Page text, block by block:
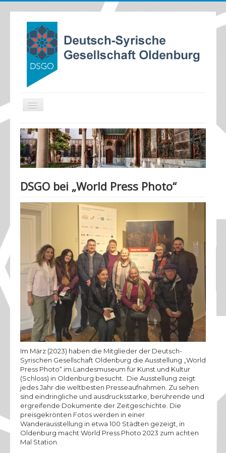
TPL_PROTOSTAR_TOGGLE_MENU
Home
Aktuelles
Termine
Mitglied werden
Kontakt
DSGO bei „World Press Photo“
Im März (2023) haben die Mitglieder der Deutsch-
Syrischen Gesellschaft Oldenburg die Ausstellung „World
Press Photo“ im Landesmuseum für Kunst und Kultur
(Schloss) in Oldenburg besucht. Die Ausstellung zeigt
jedes Jahr die weltbesten Presseaufnahmen. Zu sehen
sind eindringliche und ausdrucksstarke, berührende und
ergreifende Dokumente der Zeitgeschichte. Die
preisgekrönten Fotos werden in einer
Wanderausstellung in etwa 100 Städten gezeigt, in
Oldenburg macht World Press Photo 2023 zum achten
Mal Station.